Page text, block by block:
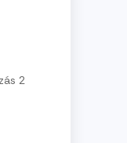
2